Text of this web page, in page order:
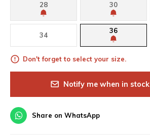
28 30
34
36
Don't forget to select your size.
Notify me when in stock
Share on WhatsApp